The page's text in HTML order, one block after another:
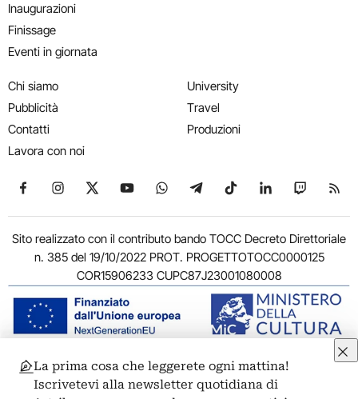
Inaugurazioni
Finissage
Eventi in giornata
Chi siamo
Pubblicità
Contatti
Lavora con noi
University
Travel
Produzioni
Seguici su Facebook
Seguici su Instagram
Seguici su X
Seguici su YouTube
Seguici su WhatsApp
Seguici su Telegram
Seguici su TikTok
Seguici su
Seguici
Sito realizzato con il contributo bando TOCC Decreto Direttoriale
n. 385 del 19/10/2022 PROT. PROGETTOTOCC0000125
COR15906233 CUPC87J23001080008
© 2011-2026 ARTRIBUNE srl – Corso Vittorio Emanuele II, 287 –
00186 Roma - P.I. 11381581005
La prima cosa che leggerete ogni mattina!
Iscrivetevi alla newsletter quotidiana di